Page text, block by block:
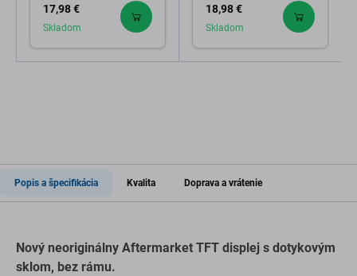
17,98 €
Skladom
18,98 €
Skladom
Popis a špecifikácia Kvalita Doprava a vrátenie
Nový neoriginálny Aftermarket TFT displej s dotykovým
sklom, bez rámu.